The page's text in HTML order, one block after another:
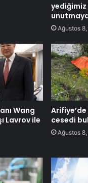
yediğimiz
Ağustos
Wang
Lavrov ile
cesedi
Ağustos